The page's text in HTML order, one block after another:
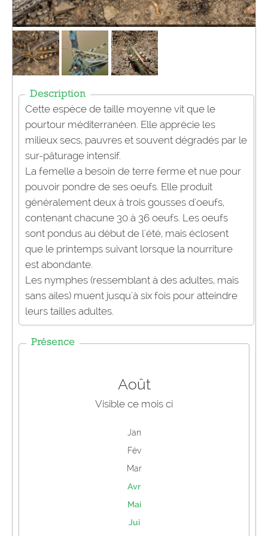
Description
Cette espèce de taille moyenne vitque le
pourtour méditerranéen. Elle apprécie les
milieux secs, pauvres et souvent dégradés par le
sur-pâturage intensif.
La femelle a besoin de terre ferme et nue pour
pouvoir pondre de ses oeufs. Elle produit
généralement deux à trois gousses d'oeufs,
contenant chacune 30 à 36 oeufs. Les oeufs
sont pondus au début de l'été, mais éclosent
que le printemps suivant lorsque la nourriture
est abondante.
Les nymphes (ressemblant à des adultes, mais
sans ailes) muent jusqu'à six fois pour atteindre
leurs tailles adultes.
Présence
Août
Visible ce mois ci
Jan
Fév
Mar
Avr
Mai
Jui